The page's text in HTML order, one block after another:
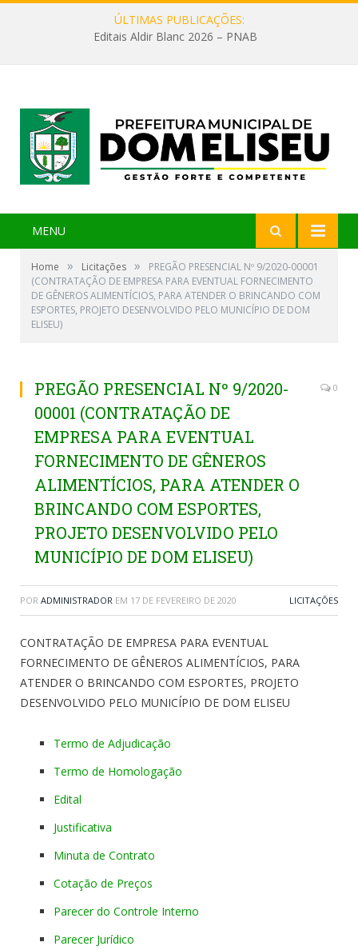
ÚLTIMAS PUBLICAÇÕES:
Editais Aldir Blanc 2026 – PNAB
MENU
Home » Licitações »
PREGÃO PRESENCIAL Nº 9/2020-00001
(CONTRATAÇÃO DE EMPRESA PARA EVENTUAL FORNECIMENTO
DE GÊNEROS ALIMENTÍCIOS, PARA ATENDER O BRINCANDO COM
ESPORTES, PROJETO DESENVOLVIDO PELO MUNICÍPIO DE DOM
ELISEU)
PREGÃO PRESENCIAL Nº 9/2020-
00001 (CONTRATAÇÃO DE
EMPRESA PARA EVENTUAL
FORNECIMENTO DE GÊNEROS
ALIMENTÍCIOS, PARA ATENDER O
BRINCANDO COM ESPORTES,
PROJETO DESENVOLVIDO PELO
MUNICÍPIO DE DOM ELISEU)
0
POR ADMINISTRADOR EM 17 DE FEVEREIRO DE 2020 LICITAÇÕES
CONTRATAÇÃO DE EMPRESA PARA EVENTUAL
FORNECIMENTO DE GÊNEROS ALIMENTÍCIOS, PARA
ATENDER O BRINCANDO COM ESPORTES, PROJETO
DESENVOLVIDO PELO MUNICÍPIO DE DOM ELISEU
Termo de Adjudicação
Termo de Homologação
Edital
Justificativa
Minuta de Contrato
Cotação de Preços
Parecer do Controle Interno
Parecer Jurídico